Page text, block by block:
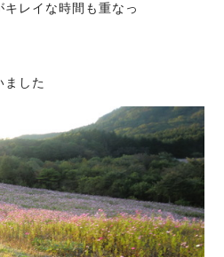
レイな時間も重なっ
ました